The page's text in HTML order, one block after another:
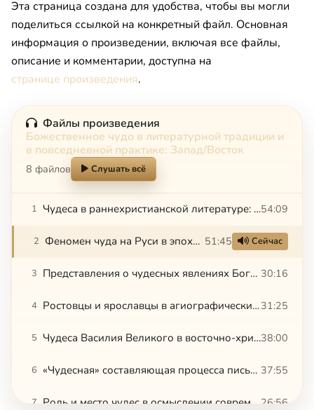
Эта страница создана для удобства, чтобы вы могли
поделиться ссылкой на конкретный файл. Основная
информация о произведении, включая все файлы,
описание и комментарии, доступна на
странице произведения.
Файлы произведения
Божественное чудо в литературной традиции и
в повседневной практике: Запад/Восток
8 файлов Слушать всё
1 Чудеса в раннехристианской литературе: апокрифические деяния апостолов и мученичества. Пантелеев Алексей Дмитриевич54:09
2 Феномен чуда на Руси в эпоху преп. Андрея Рублева. Ульянов Олег Германович 51:45 Сейчас
3 Представления о чудесных явлениях Богородицы на Руси XV–XVII вв. Александр Гаврилович Мельник 30:16
4 Ростовцы и ярославцы в агиографических текстах XIV-XV вв. Городилин Сергей Владимирович31:25
5 Чудеса Василия Великого в восточно-христианской традиции: пропаганда или народное православие? Муравьёв Алексей Владимирович38:00
6 «Чудесная» составляющая процесса письма в российской допетровской традиции. Кулакова Ирина Павловна 37:55
7 Роль и место чудес в осмыслении современниками событий Смутного времени. Сукина Людмила Борисовна 26:56